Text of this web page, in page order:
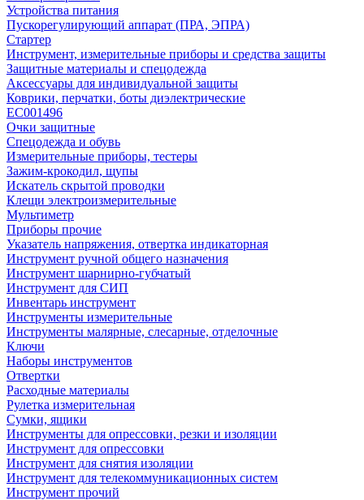
Устройства питания
Пускорегулирующий аппарат (ПРА, ЭПРА)
Стартер
Инструмент, измерительные приборы и средства защиты
Защитные материалы и спецодежда
Аксессуары для индивидуальной защиты
Коврики, перчатки, боты диэлектрические
EC001496
Очки защитные
Спецодежда и обувь
Измерительные приборы, тестеры
Зажим-крокодил, щупы
Искатель скрытой проводки
Клещи электроизмерительные
Мультиметр
Приборы прочие
Указатель напряжения, отвертка индикаторная
Инструмент ручной общего назначения
Инструмент шарнирно-губчатый
Инструмент для СИП
Инвентарь инструмент
Инструменты измерительные
Инструменты малярные, слесарные, отделочные
Ключи
Наборы инструментов
Отвертки
Расходные материалы
Рулетка измерительная
Сумки, ящики
Инструменты для опрессовки, резки и изоляции
Инструмент для опрессовки
Инструмент для снятия изоляции
Инструмент для телекоммуникационных систем
Инструмент прочий